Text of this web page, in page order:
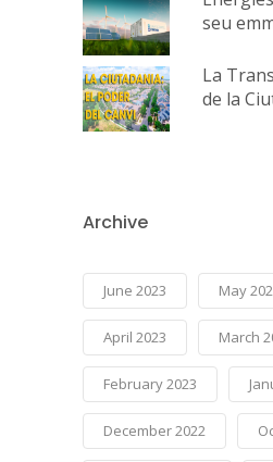
seu
La
de la
Archive
June 2023 May
April 2023 March
February 2023
December 2022